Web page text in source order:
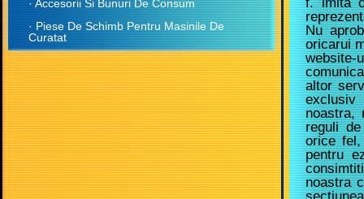
· Accesorii Si Bunuri De Consum
· Piese De Schimb Pentru Masinile De
Curatat
Nu
oricarui
website-
altor
exclusiv
noastra,
reguli
orice fel,
pentru
noastra